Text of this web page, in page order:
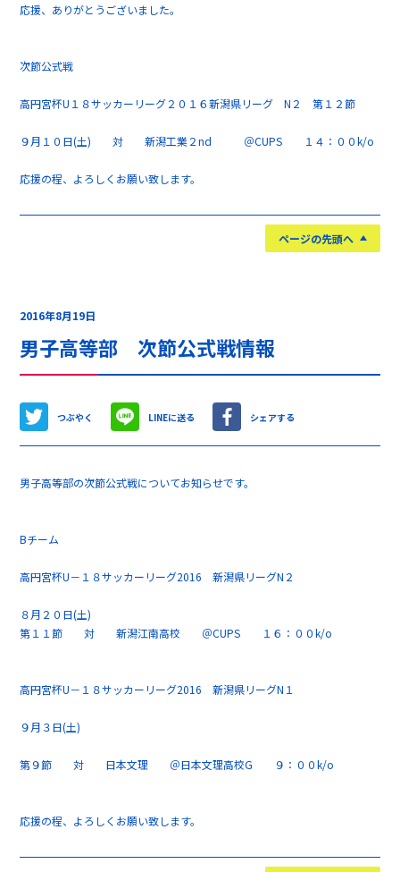
応援、ありがとうございました。
次節公式戦
高円宮杯U１８サッカーリーグ２０１６新潟県リーグ N２ 第１２節
９月１０日(土) 対 新潟工業２nd ＠CUPS １４：００k/o
応援の程、よろしくお願い致します。
ページの先頭へ
2016年8月19日
男子高等部 次節公式戦情報
つぶやく LINEに送る シェアする
男子高等部の次節公式戦についてお知らせです。
Bチーム
高円宮杯U－１８サッカーリーグ2016 新潟県リーグN２
８月２０日(土)
第１１節 対 新潟江南高校 ＠CUPS １６：００k/o
高円宮杯U－１８サッカーリーグ2016 新潟県リーグN１
９月３日(土)
第９節 対 日本文理 ＠日本文理高校G ９：００k/o
応援の程、よろしくお願い致します。